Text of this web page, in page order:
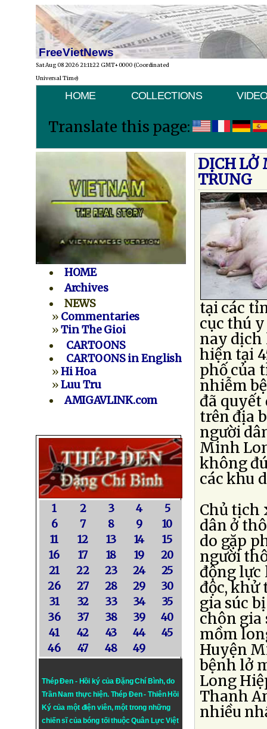
FreeVietNews
Sat Aug 08 2026 21:11:22 GMT+0000 (Coordinated
Universal Time)
HOME COLLECTIONS
Translate this page:
HOME
Archives
NEWS
» Commentaries
»Tin The Gioi
CARTOONS
CARTOONS in English
»Hi Hoa
»Luu Tru
AMIGAVLINK.com
1 2 3 4
5
6
7 8 9
10
11
12 13 14
15
16
17 18 19
20
21
22 23 24
25
26
27 28 29
30
31
32 33 34
35
36
37 38 39
40
41
42 43 44
45
46
47 48 49
Thép Đen - Hồi ký của Đặng Chí Bình, do
Trần Nam thực hiện. Thép Đen- Thiên Hồi
Ký của một điện viên, một trong những
chiến sĩ của bóng tối thuộc Quân Lực Việt
DỊCH LỞ
TRUNG
tại các
cục thú
nay dịch
hiện tại
phố của
nhiễm
đã
trên địa
người
Minh
không
các khu
Chủ tịch
dân ở
do gặp
người
động lực
độc, khử
gia súc
chôn gia
mồm
Huyện
bệnh lở
Long
Thanh
nhiều